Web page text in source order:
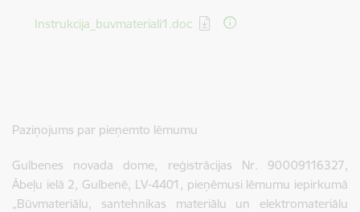
Lejupielādēt:
Instrukcija_buvmateriali1.doc
Paziņojums par pieņemto lēmumu
Gulbenes novada dome, reģistrācijas Nr. 90009116327,
Ābeļu ielā 2, Gulbenē, LV-4401, pieņēmusi lēmumu iepirkumā
„Būvmateriālu, santehnikas materiālu un elektromateriālu